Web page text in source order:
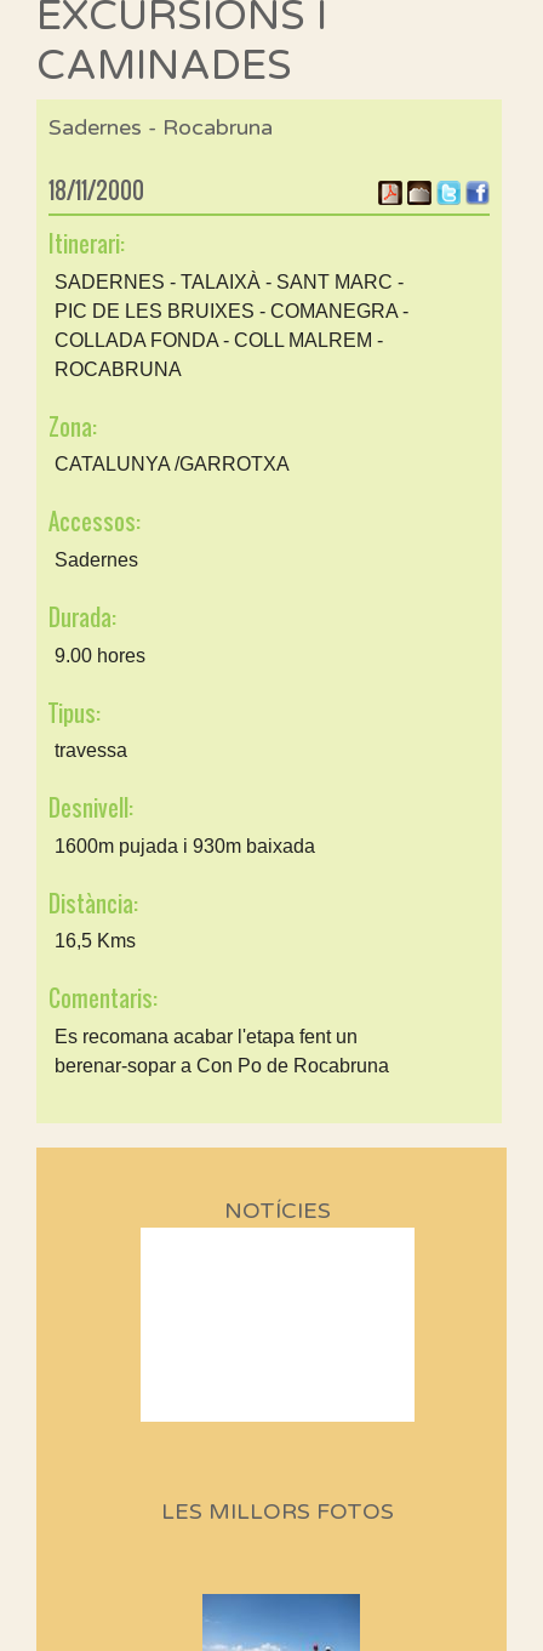
EXCURSIONS I
CAMINADES
Sadernes - Rocabruna
18/11/2000
Itinerari:
SADERNES - TALAIXÀ - SANT MARC -
PIC DE LES BRUIXES - COMANEGRA -
COLLADA FONDA - COLL MALREM -
ROCABRUNA
Zona:
CATALUNYA /GARROTXA
Accessos:
Sadernes
Durada:
9.00 hores
Tipus:
travessa
Desnivell:
1600m pujada i 930m baixada
Distància:
16,5 Kms
Comentaris:
Es recomana acabar l'etapa fent un
berenar-sopar a Con Po de Rocabruna
NOTÍCIES
Si no podem caminar, alguna
cosa hem de fer...
LES MILLORS FOTOS